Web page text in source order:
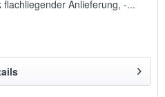
Anlieferung, -...